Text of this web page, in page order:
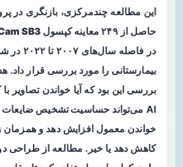
این مطالعه چندمرکزی، بازنگری در
حاصل از۲۴۹ معاینه کپسول PillCam SB3
در فاصله
بیمارستانی را مورد بررسی قرار
AI می‌تواند
حساسیت تشخیص ضایعات
خواندن معمول افزایش دهد و همزمان
کاهش دهد یا خیر. مطالعه از طراحی دو